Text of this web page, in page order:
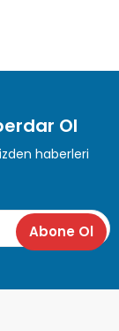
Ol
haberleri